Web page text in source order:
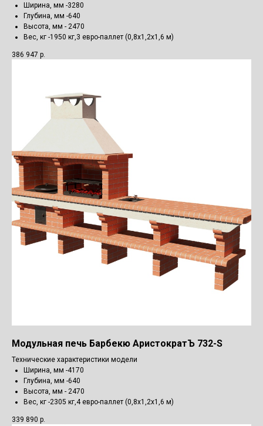
Ширина, мм -3280
Глубина, мм -640
Высота, мм - 2470
Вес, кг -1950 кг,3 евро-паллет (0,8х1,2х1,6 м)
386 947 р.
Модульная печь Барбекю АристократЪ 732-S
Технические характеристики модели
Ширина, мм -4170
Глубина, мм -640
Высота, мм - 2470
Вес, кг -2305 кг,4 евро-паллет (0,8х1,2х1,6 м)
339 890 р.